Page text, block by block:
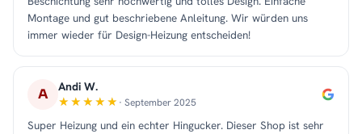
Montage und gut beschriebene Anleitung. Wir würden uns
immer wieder für Design-Heizung entscheiden!
A Andi W.
· September 2025
Super Heizung und ein echter Hingucker. Dieser Shop ist sehr